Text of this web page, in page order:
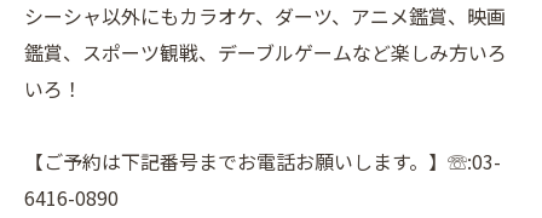
シーシャ以外にもカラオケ、ダーツ、アニメ鑑賞、映画
鑑賞、スポーツ観戦、デーブルゲームなど楽しみ方いろ
いろ！
【ご予約は下記番号までお電話お願いします。】☏:03-
6416-0890